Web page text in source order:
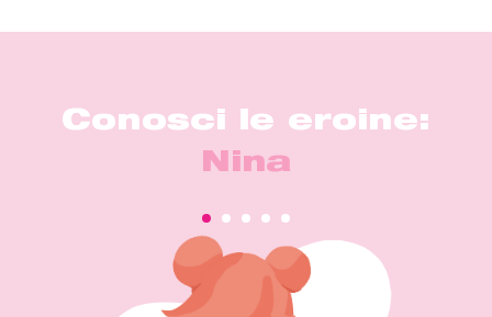
Conosci le eroine:
Nina